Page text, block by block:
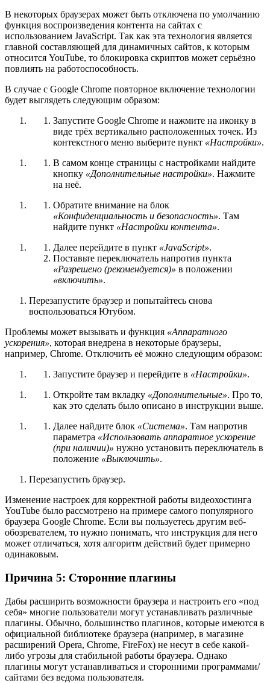
В некоторых браузерах может быть отключена по умолчанию
функция воспроизведения контента на сайтах с
использованием JavaScript. Так как эта технология является
главной составляющей для динамичных сайтов, к которым
относится YouTube, то блокировка скриптов может серьёзно
повлиять на работоспособность.
В случае с Google Chrome повторное включение технологии
будет выглядеть следующим образом:
Запустите Google Chrome и нажмите на иконку в
виде трёх вертикально расположенных точек. Из
контекстного меню выберите пункт «Настройки».
В самом конце страницы с настройками найдите
кнопку «Дополнительные настройки». Нажмите
на неё.
Обратите внимание на блок
«Конфиденциальность и безопасность». Там
найдите пункт «Настройки контента».
Далее перейдите в пункт «JavaScript».
Поставьте переключатель напротив пункта
«Разрешено (рекомендуется)» в положении
«включить».
Перезапустите браузер и попытайтесь снова
воспользоваться Ютубом.
Проблемы может вызывать и функция «Аппаратного
ускорения», которая внедрена в некоторые браузеры,
например, Chrome. Отключить её можно следующим образом:
Запустите браузер и перейдите в «Настройки».
Откройте там вкладку «Дополнительные». Про то,
как это сделать было описано в инструкции выше.
Далее найдите блок «Система». Там напротив
параметра «Использовать аппаратное ускорение
(при наличии)» нужно установить переключатель в
положение «Выключить».
Перезапустить браузер.
Изменение настроек для корректной работы видеохостинга
YouTube было рассмотрено на примере самого популярного
браузера Google Chrome. Если вы пользуетесь другим веб-
обозревателем, то нужно понимать, что инструкция для него
может отличаться, хотя алгоритм действий будет примерно
одинаковым.
Причина 5: Сторонние плагины
Дабы расширить возможности браузера и настроить его «под
себя» многие пользователи могут устанавливать различные
плагины. Обычно, большинство плагинов, которые имеются в
официальной библиотеке браузера (например, в магазине
расширений Opera, Chrome, FireFox) не несут в себе какой-
либо угрозы для стабильной работы браузера. Однако
плагины могут устанавливаться и сторонними программами/
сайтами без ведома пользователя.